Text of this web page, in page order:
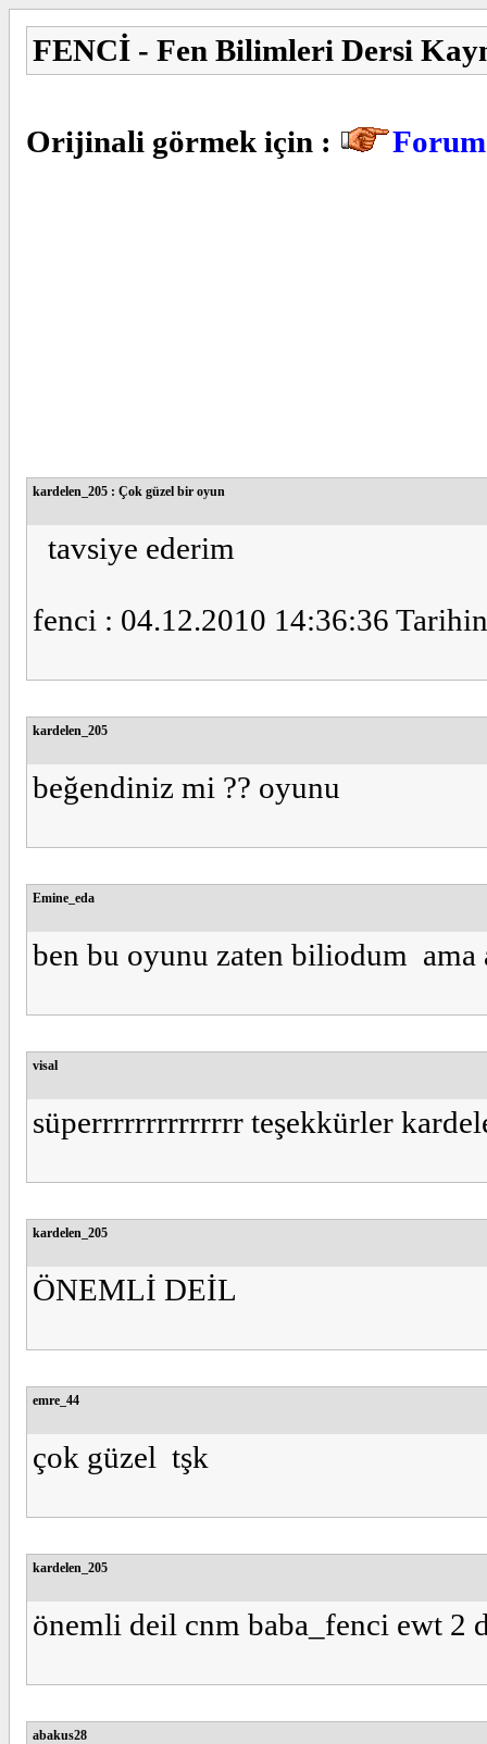
FENCİ - Fen Bilimleri Dersi
Orijinali görmek için :
kardelen_205 : Çok güzel bir oyun
tavsiye ederim
fenci : 04.12.2010 14:36:36
kardelen_205
beğendiniz mi ?? oyunu
Emine_eda
ben bu oyunu zaten biliodum ama
visal
süperrrrrrrrrrrrrr teşekkürler
kardelen_205
ÖNEMLİ DEİL
emre_44
çok güzel tşk
kardelen_205
önemli deil cnm baba_fenci ewt 2
abakus28